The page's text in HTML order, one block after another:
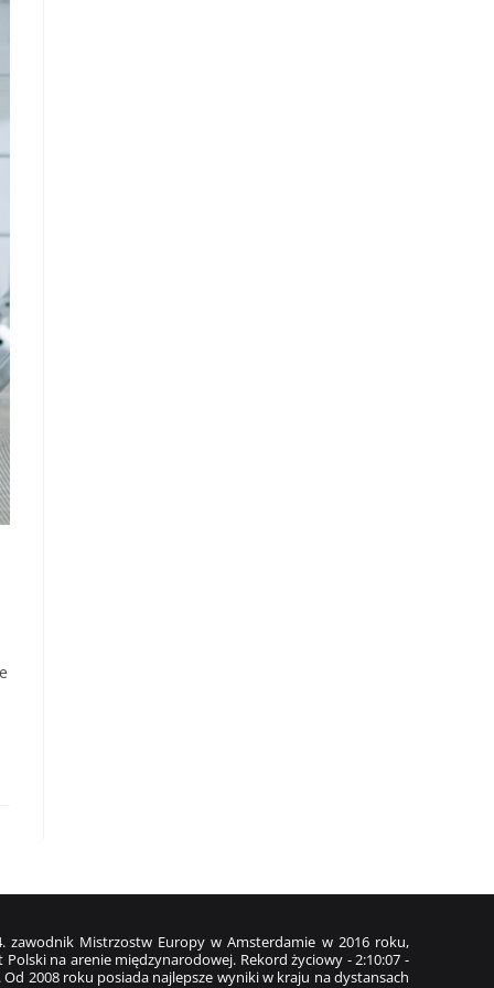
Mistrzostw Europy w Amsterdamie w 2016 roku,
na arenie międzynarodowej. Rekord życiowy - 2:10:07 -
2008 roku posiada najlepsze wyniki w kraju na dystansach